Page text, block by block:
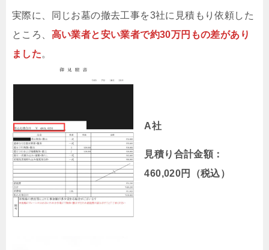
実際に、同じお墓の撤去工事を3社に見積もり依頼した
ところ、 高い業者と安い業者で約30万円もの差があり
ました。
A社
見積り合計金額：
460,020円（税込）